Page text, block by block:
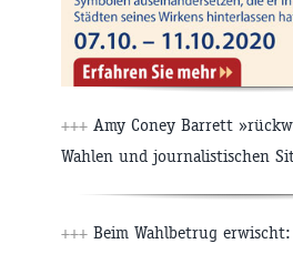
+++ Amy Coney Barrett
Wahlen und journalistischen
+++ Beim Wahlbetrug erwischt: